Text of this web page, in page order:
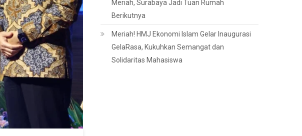
Meriah, Surabaya Jadi Tuan Rumah
Berikutnya
Meriah! HMJ Ekonomi Islam Gelar Inaugurasi
GelaRasa, Kukuhkan Semangat dan
Solidaritas Mahasiswa